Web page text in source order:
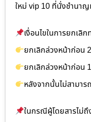
ใหม่ vip 10 ที่นั่งชำนา
เงื่อนไขในการยกเลิก
ยกเลิกล่วงหน้าก่อน
ยกเลิกล่วงหน้าก่อน
หลังจากนั้นไม่สามา
ในกรณีผู้โดยสารไม่